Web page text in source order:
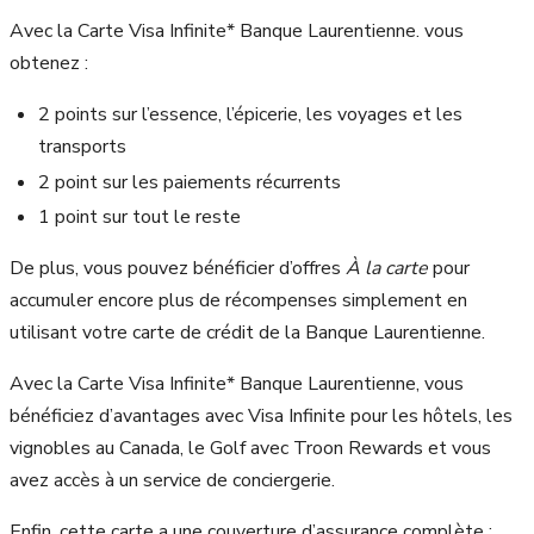
Avec la Carte Visa Infinite* Banque Laurentienne. vous
obtenez :
2 points sur l’essence, l’épicerie, les voyages et les
transports
2 point sur les paiements récurrents
1 point sur tout le reste
De plus, vous pouvez bénéficier d’offres À la cartepour
accumuler encore plus de récompenses simplement en
utilisant votre carte de crédit de la Banque Laurentienne.
Avec la Carte Visa Infinite* Banque Laurentienne, vous
bénéficiez d’avantages avec Visa Infinite pour les hôtels, les
vignobles au Canada, le Golf avec Troon Rewards et vous
avez accès à un service de conciergerie.